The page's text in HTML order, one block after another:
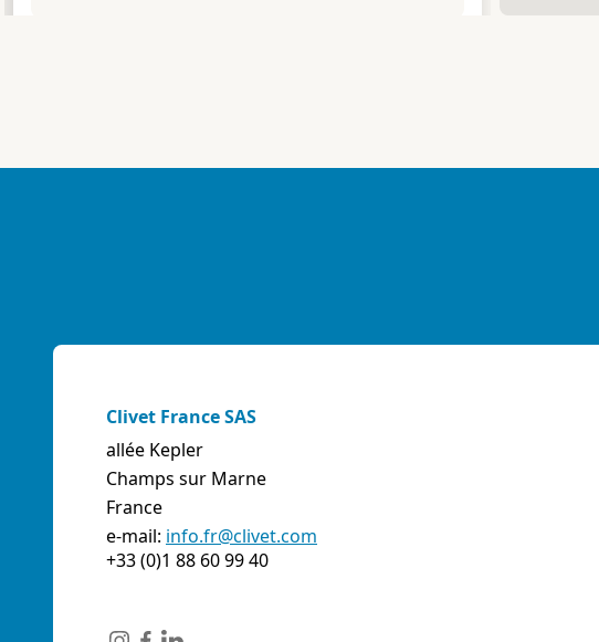
ABOZZI SRL
(SASSARI) - ITALIE
Via Caniga 1, presso C.C. Tanit, 07100 Sassari (SS)
Clivet France SAS
allée Kepler
Champs sur Marne
France
e-mail: info.fr@clivet.com
+33 (0)1 88 60 99 40